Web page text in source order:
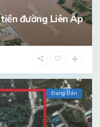
đường Liên Ấp
Đang Bán